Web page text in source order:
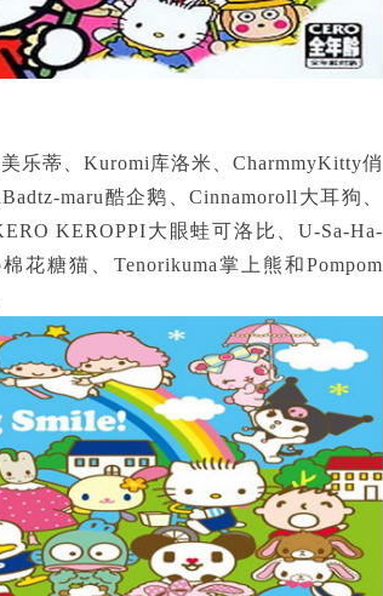
乐蒂、Kuromi库洛米、CharmmyKitty俏
maru酷企鹅、Cinnamoroll大耳狗、
KEROPPI大眼蛙可洛比、U-Sa-Ha-
花糖猫、Tenorikuma掌上熊和Pompom